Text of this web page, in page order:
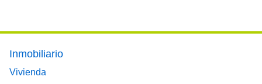
Footer main menu
Inmobiliario
Vivienda